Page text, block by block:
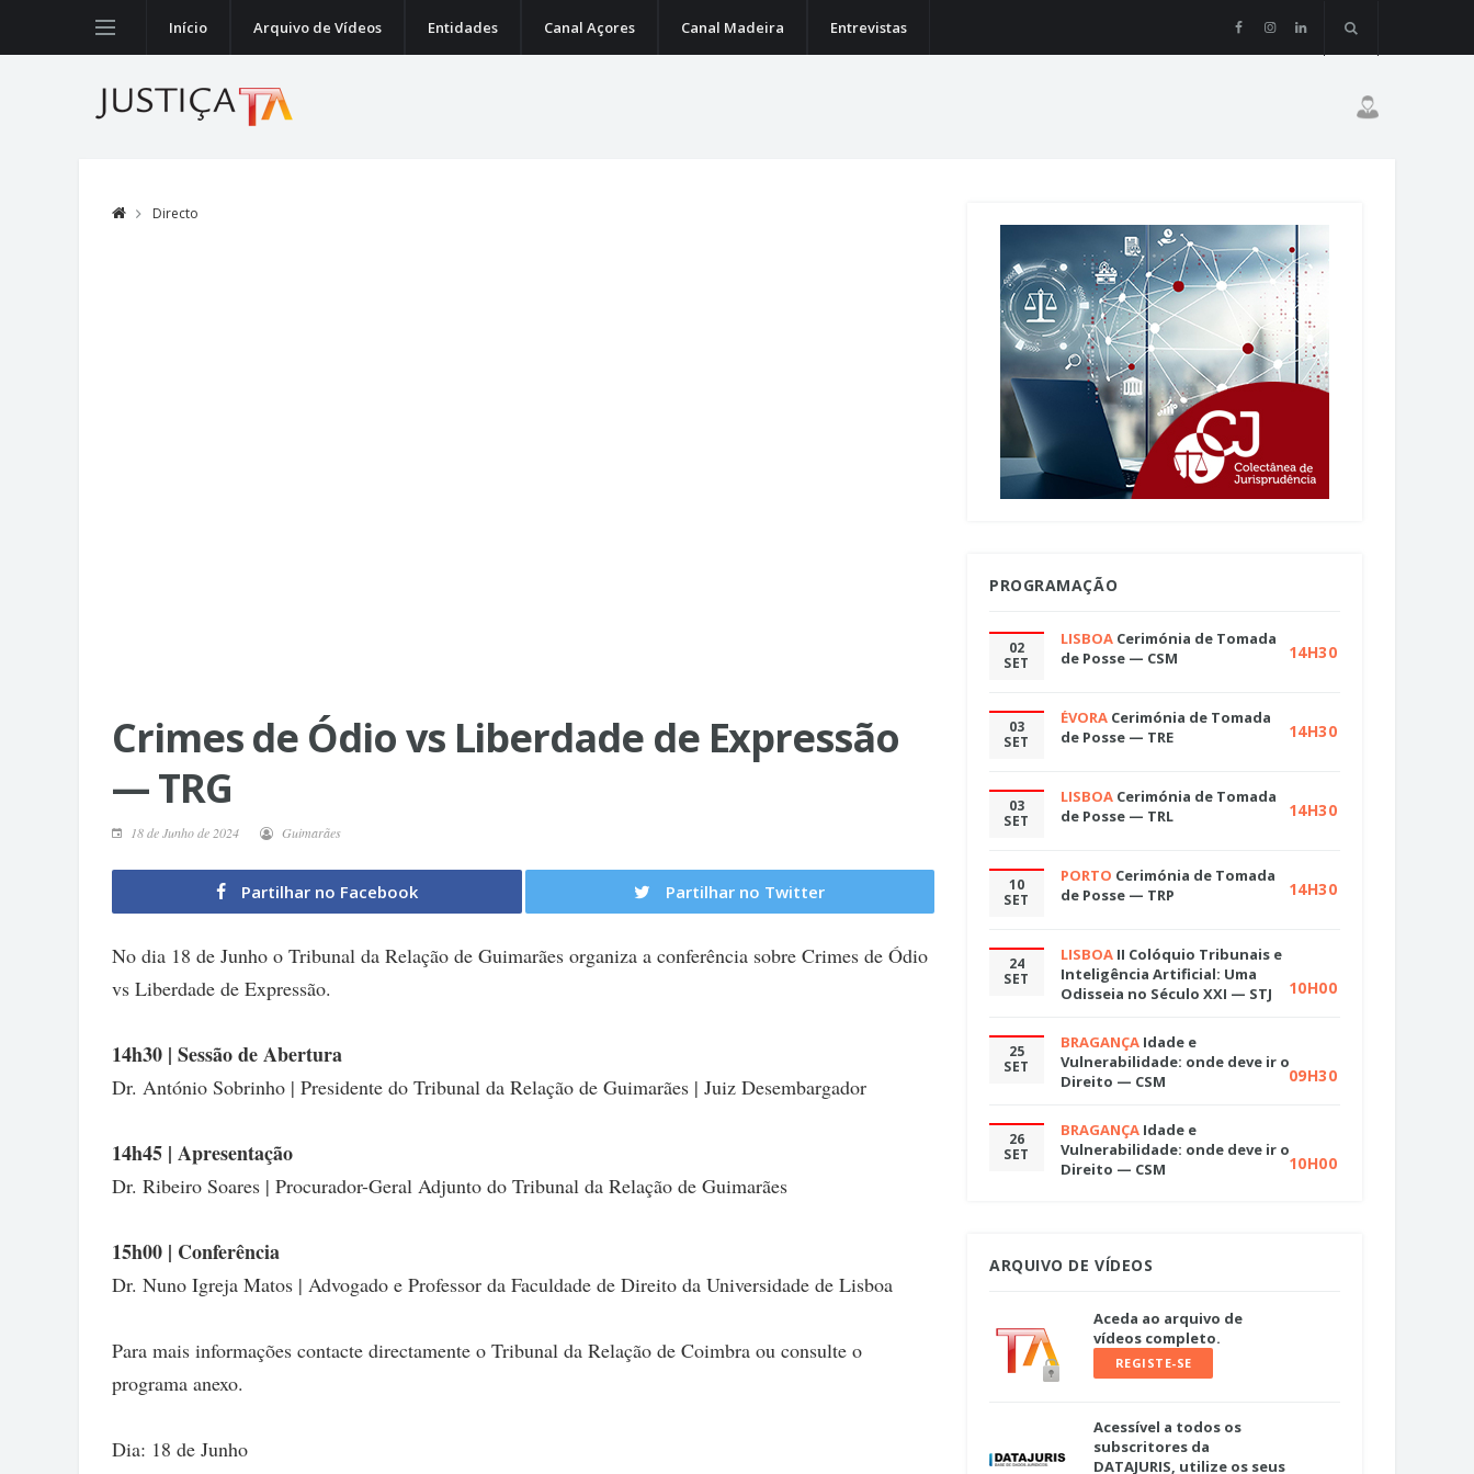
Início Arquivo de Vídeos Entidades Canal Açores Canal Madeira Entrevistas
Directo
Crimes de Ódio vs Liberdade de Expressão
— TRG
18 de Junho de 2024 Guimarães
Partilhar no Facebook Partilhar no Twitter
No dia 18 de Junho o Tribunal da Relação de Guimarães organiza a conferência sobre Crimes de Ódio
vs Liberdade de Expressão.
14h30 | Sessão de Abertura
Dr. António Sobrinho | Presidente do Tribunal da Relação de Guimarães | Juiz Desembargador
14h45 | Apresentação
Dr. Ribeiro Soares | Procurador-Geral Adjunto do Tribunal da Relação de Guimarães
15h00 | Conferência
Dr. Nuno Igreja Matos | Advogado e Professor da Faculdade de Direito da Universidade de Lisboa
Para mais informações contacte directamente o Tribunal da Relação de Coimbra ou consulte o
programa anexo.
Dia: 18 de Junho
PROGRAMAÇÃO
02
SET
LISBOA Cerimónia de Tomada
de Posse — CSM
14H30
03
SET
ÉVORA Cerimónia de Tomada
de Posse — TRE
14H30
03
SET
LISBOA Cerimónia de Tomada
de Posse — TRL
14H30
10
SET
PORTO Cerimónia de Tomada
de Posse — TRP
14H30
24
SET
LISBOA II Colóquio Tribunais e
Inteligência Artificial: Uma
Odisseia no Século XXI — STJ
10H00
25
SET
BRAGANÇA Idade e
Vulnerabilidade: onde deve ir o
Direito — CSM
09H30
26
SET
BRAGANÇA Idade e
Vulnerabilidade: onde deve ir o
Direito — CSM
10H00
ARQUIVO DE VÍDEOS
Aceda ao arquivo de
vídeos completo.
REGISTE-SE
Acessível a todos os
subscritores da
DATAJURIS, utilize os seus